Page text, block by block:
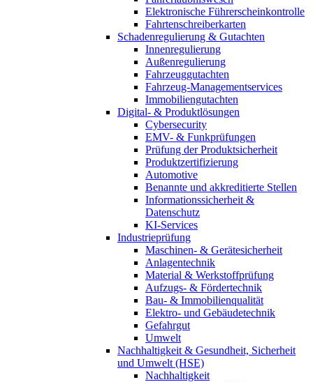
Elektronische Führerscheinkontrolle
Fahrtenschreiberkarten
Schadenregulierung & Gutachten
Innenregulierung
Außenregulierung
Fahrzeuggutachten
Fahrzeug-Managementservices
Immobiliengutachten
Digital- & Produktlösungen
Cybersecurity
EMV- & Funkprüfungen
Prüfung der Produktsicherheit
Produktzertifizierung
Automotive
Benannte und akkreditierte Stellen
Informationssicherheit &
Datenschutz
KI-Services
Industrieprüfung
Maschinen- & Gerätesicherheit
Anlagentechnik
Material & Werkstoffprüfung
Aufzugs- & Fördertechnik
Bau- & Immobilienqualität
Elektro- und Gebäudetechnik
Gefahrgut
Umwelt
Nachhaltigkeit & Gesundheit, Sicherheit
und Umwelt (HSE)
Nachhaltigkeit